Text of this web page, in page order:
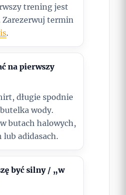
trening jest
Zarezerwuj termin
.
na pierwszy
długie spodnie
wody.
butach halowych,
lub adidasach.
być silny / „w